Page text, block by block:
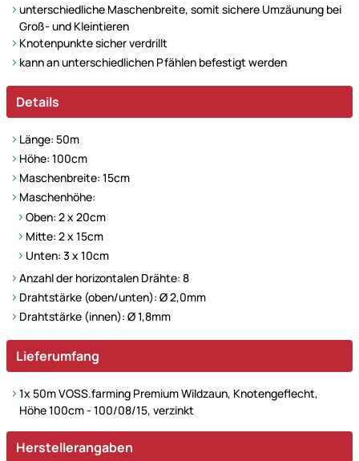
unterschiedliche Maschenbreite, somit sichere Umzäunung bei
Groß- und Kleintieren
Knotenpunkte sicher verdrillt
kann an unterschiedlichen Pfählen befestigt werden
Details
Länge: 50m
Höhe: 100cm
Maschenbreite: 15cm
Maschenhöhe:
Oben: 2 x 20cm
Mitte: 2 x 15cm
Unten: 3 x 10cm
Anzahl der horizontalen Drähte: 8
Drahtstärke (oben/unten): Ø 2,0mm
Drahtstärke (innen): Ø 1,8mm
Lieferumfang
1x 50m VOSS.farming Premium Wildzaun, Knotengeflecht,
Höhe 100cm - 100/08/15, verzinkt
Herstellerangaben